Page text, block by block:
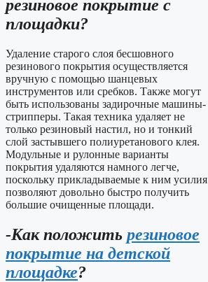
резиновое покрытие с
площадки?
Удаление старого слоя бесшовного
резинового покрытия осуществляется
вручную с помощью шанцевых
инструментов или сребков. Также могут
быть использованы задирочные машины-
стрипперы. Такая техника удаляет не
только резиновый настил, но и тонкий
слой застывшего полиуретанового клея.
Модульные и рулонные варианты
покрытия удаляются намного легче,
поскольку прикладываемые к ним усилия
позволяют довольно быстро получить
большие очищенные площади.
-Как положить резиновое
покрытие на детской
площадке?